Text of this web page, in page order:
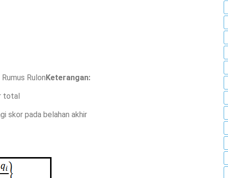
Rumus RulonKeterangan:
total
skor pada belahan akhir